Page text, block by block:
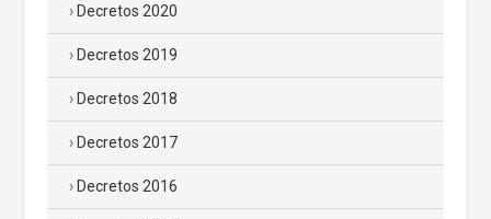
Decretos 2020
Decretos 2019
Decretos 2018
Decretos 2017
Decretos 2016